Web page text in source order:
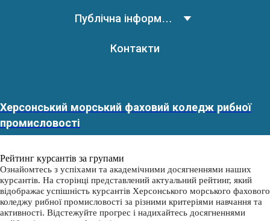
Публічна інформація
Контакти
Херсонський морський фаховий коледж рибної
промисловості
Рейтинг курсантів за групами
Ознайомтесь з успіхами та академічними досягненнями наших
курсантів. На сторінці представлений актуальний рейтинг, який
відображає успішність курсантів Херсонського морського фахового
коледжу рибної промисловості за різними критеріями навчання та
активності. Відстежуйте прогрес і надихайтесь досягненнями